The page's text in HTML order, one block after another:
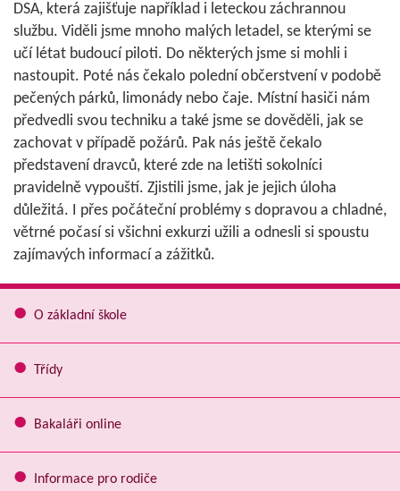
DSA, která zajišťuje například i leteckou záchrannou
službu. Viděli jsme mnoho malých letadel, se kterými se
učí létat budoucí piloti. Do některých jsme si mohli i
nastoupit. Poté nás čekalo polední občerstvení v podobě
pečených párků, limonády nebo čaje. Místní hasiči nám
předvedli svou techniku a také jsme se dověděli, jak se
zachovat v případě požárů. Pak nás ještě čekalo
představení dravců, které zde na letišti sokolníci
pravidelně vypouští. Zjistili jsme, jak je jejich úloha
důležitá. I přes počáteční problémy s dopravou a chladné,
větrné počasí si všichni exkurzi užili a odnesli si spoustu
zajímavých informací a zážitků.
O základní škole
Třídy
Bakaláři online
Informace pro rodiče